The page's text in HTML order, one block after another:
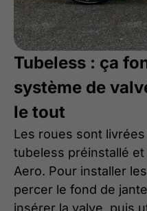
Tubeless : ça
système de
le tout
Les roues sont
tubeless préinstallé
Aero. Pour installer
percer le fond de
insérer la valve, puis